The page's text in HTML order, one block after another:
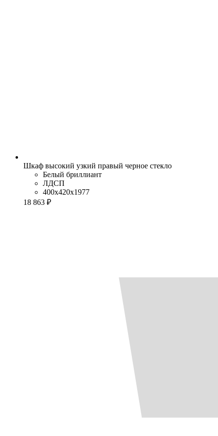
Шкаф высокий узкий правый черное стекло
Белый бриллиант
ЛДСП
400x420x1977
18 863 ₽